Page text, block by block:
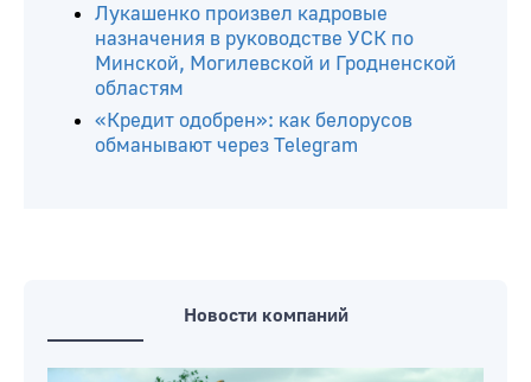
Лукашенко произвел кадровые
назначения в руководстве УСК по
Минской, Могилевской и Гродненской
областям
«Кредит одобрен»: как белорусов
обманывают через Telegram
Новости компаний